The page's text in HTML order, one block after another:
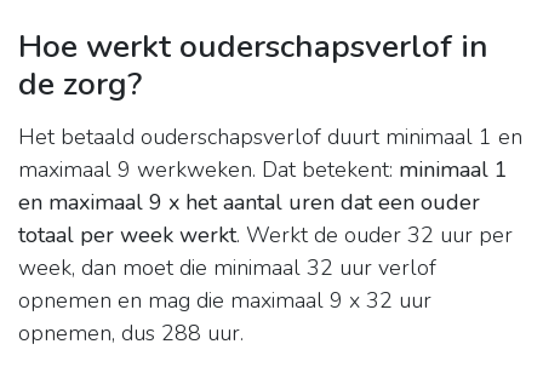
Hoe werkt ouderschapsverlof in
de zorg?
Het betaald ouderschapsverlof duurt minimaal 1 en
maximaal 9 werkweken. Dat betekent: minimaal 1
en maximaal 9 x het aantal uren dat een ouder
totaal per week werkt. Werkt de ouder 32 uur per
week, dan moet die minimaal 32 uur verlof
opnemen en mag die maximaal 9 x 32 uur
opnemen, dus 288 uur.